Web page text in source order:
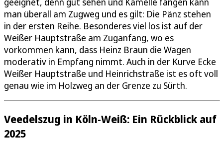
man überall am Zugweg und es gilt: Die Pänz stehen
in der ersten Reihe. Besonderes viel los ist auf der
Weißer Hauptstraße am Zuganfang, wo es
vorkommen kann, dass Heinz Braun die Wagen
moderativ in Empfang nimmt. Auch in der Kurve Ecke
Weißer Hauptstraße und Heinrichstraße ist es oft voll
genau wie im Holzweg an der Grenze zu Sürth.
Veedelszug in Köln-Weiß: Ein Rückblick auf
2025